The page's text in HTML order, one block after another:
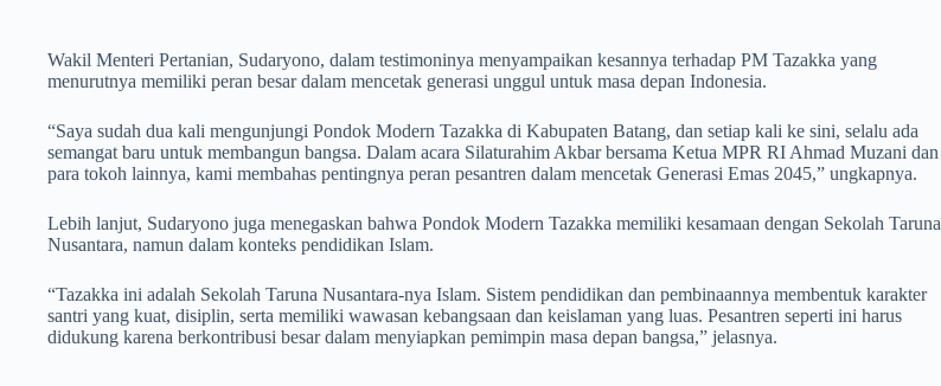
Wakil Menteri Pertanian, Sudaryono, dalam testimoninya menyampaikan kesannya terhadap PM Tazakka yang
menurutnya memiliki peran besar dalam mencetak generasi unggul untuk masa depan Indonesia.
“Saya sudah dua kali mengunjungi Pondok Modern Tazakka di Kabupaten Batang, dan setiap kali ke sini, selalu ada
semangat baru untuk membangun bangsa. Dalam acara Silaturahim Akbar bersama Ketua MPR RI Ahmad Muzani dan
para tokoh lainnya, kami membahas pentingnya peran pesantren dalam mencetak Generasi Emas 2045,” ungkapnya.
Lebih lanjut, Sudaryono juga menegaskan bahwa Pondok Modern Tazakka memiliki kesamaan dengan Sekolah Taruna
Nusantara, namun dalam konteks pendidikan Islam.
“Tazakka ini adalah Sekolah Taruna Nusantara-nya Islam. Sistem pendidikan dan pembinaannya membentuk karakter
santri yang kuat, disiplin, serta memiliki wawasan kebangsaan dan keislaman yang luas. Pesantren seperti ini harus
didukung karena berkontribusi besar dalam menyiapkan pemimpin masa depan bangsa,” jelasnya.